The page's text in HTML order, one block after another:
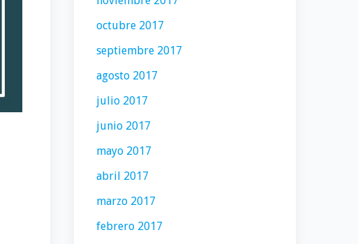
octubre 2017
septiembre 2017
agosto 2017
julio 2017
junio 2017
mayo 2017
abril 2017
marzo 2017
febrero 2017